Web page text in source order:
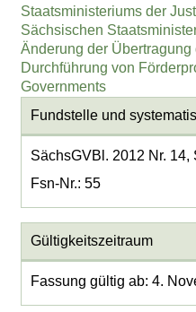
Staatsministeriums der
Sächsischen
Änderung der
Durchführung von
Governments
Fundstelle und
SächsGVBl. 2012 Nr. 14,
Fsn-Nr.: 55
Gültigkeitszeitraum
Fassung gültig ab: 4.